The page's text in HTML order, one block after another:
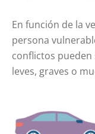
En función de la
persona
conflictos pueden
leves, graves o